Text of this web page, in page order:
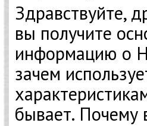
Здравствуйте,
вы получите
информацию о
зачем
бывает. Почему